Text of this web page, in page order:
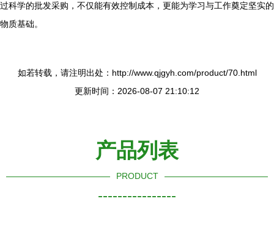
过科学的批发采购，不仅能有效控制成本，更能为学习与工作奠定坚实的
物质基础。
如若转载，请注明出处：http://www.qjgyh.com/product/70.html
更新时间：2026-08-07 21:10:12
产品列表
PRODUCT
----------------